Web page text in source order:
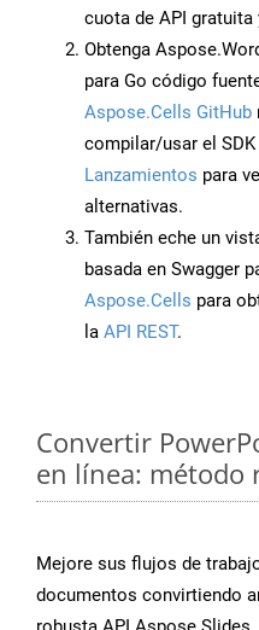
cuota de API
Obtenga
para Go código
Aspose.Cells GitHub
compilar/usar el
Lanzamientos para
alternativas.
También eche un
basada en Swagger
Aspose.Cells para
la API REST.
Convertir
en línea: método
Mejore sus flujos de
documentos convirtiendo